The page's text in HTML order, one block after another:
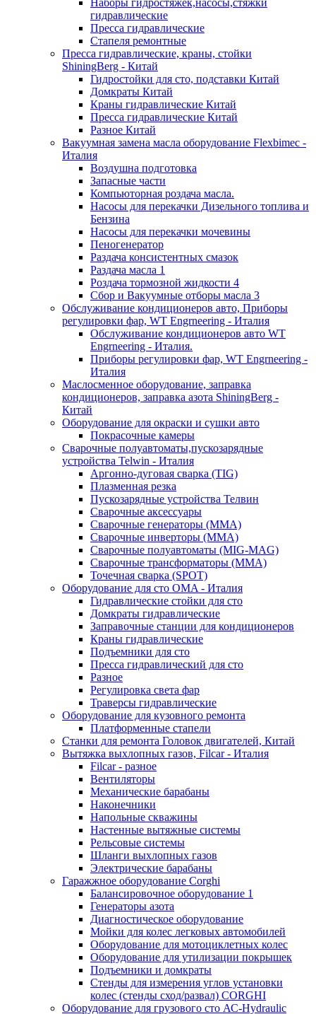
Наборы гидростяжек,насосы,стяжки
гидравлические
Пресса гидравлические
Стапеля ремонтные
Пресса гидравлические, краны, стойки
ShiningBerg - Китай
Гидростойки для сто, подставки Китай
Домкраты Китай
Краны гидравлические Китай
Пресса гидравлические Китай
Разное Китай
Вакуумная замена масла оборудование Flexbimeс -
Италия
Воздушна подготовка
Запасные части
Компьюторная роздача масла.
Насосы для перекачки Дизельного топлива и
Бензина
Насосы для перекачки мочевины
Пеногенератор
Раздача консистентных смазок
Раздача масла 1
Роздача тормозной жидкости 4
Сбор и Вакуумные отборы масла 3
Обслуживание кондиционеров авто, Приборы
регулировки фар, WT Engrneering - Италия
Обслуживание кондиционеров авто WT
Engrneering - Италия.
Приборы регулировки фар, WT Engrneering -
Италия
Маслосменное оборудование, заправка
кондиционеров, заправка азота ShiningBerg -
Китай
Оборудование для окраски и сушки авто
Покрасочные камеры
Сварочные полуавтоматы,пускозарядные
устройства Telwin - Италия
Аргонно-дуговая сварка (TIG)
Плазменная резка
Пускозарядные устройства Телвин
Сварочные аксессуары
Сварочные генераторы (MMA)
Сварочные инверторы (MMA)
Сварочные полуавтоматы (MIG-MAG)
Сварочные трансформаторы (MMA)
Точечная сварка (SPOT)
Оборудование для сто OMA - Италия
Гидравлические стойки для сто
Домкраты гидравлические
Заправочные станции для кондиционеров
Краны гидравлические
Подъемники для сто
Пресса гидравлический для сто
Разное
Регулировка света фар
Траверсы гидравлические
Оборудование для кузовного ремонта
Платформенные стапели
Станки для ремонта Головок двигателей, Китай
Вытяжка выхлопных газов, Filcar - Италия
Filcar - разное
Вентиляторы
Механические барабаны
Наконечники
Напольные скважины
Настенные вытяжные системы
Рельсовые системы
Шланги выхлопных газов
Электрические барабаны
Гаражжное оборудование Corghi
Балансировочное оборудование 1
Генераторы азота
Диагностическое оборудование
Мойки для колес легковых автомобилей
Оборудование для мотоциклетных колес
Оборудование для утилизации покрышек
Подъемники и домкраты
Стенды для измерения углов установки
колес (стенды сход/развал) CORGHI
Оборудование для грузового сто АС-Hydraulic